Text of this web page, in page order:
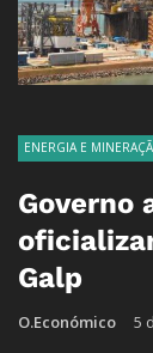
ENERGIA E
Governo
Galp
O.Económico 5